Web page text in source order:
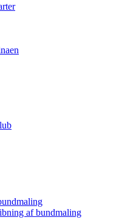
af bundmaling